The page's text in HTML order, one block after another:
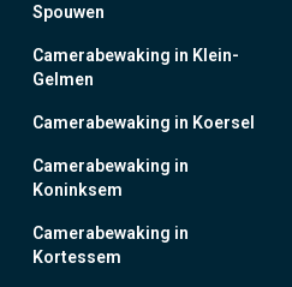
Spouwen
Camerabewaking in Klein-
Gelmen
Camerabewaking in Koersel
Camerabewaking in
Koninksem
Camerabewaking in
Kortessem